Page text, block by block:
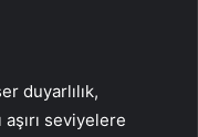
duyarlılık,
aşırı seviyelere